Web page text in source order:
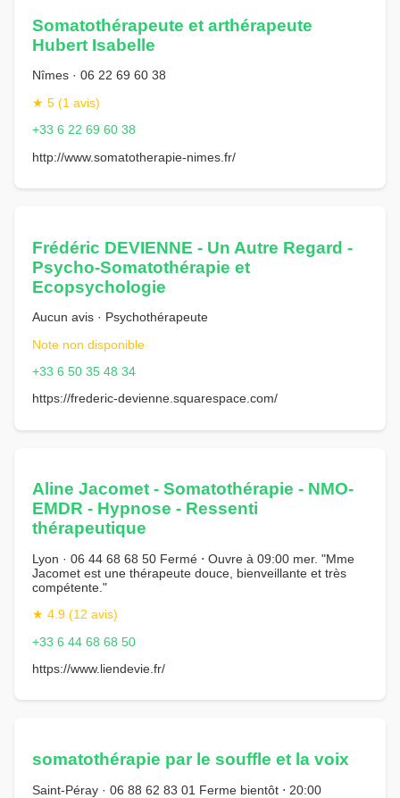
Somatothérapeute et arthérapeute
Hubert Isabelle
Nîmes · 06 22 69 60 38
★ 5 (1 avis)
+33 6 22 69 60 38
http://www.somatotherapie-nimes.fr/
Frédéric DEVIENNE - Un Autre Regard -
Psycho-Somatothérapie et
Ecopsychologie
Aucun avis · Psychothérapeute
Note non disponible
+33 6 50 35 48 34
https://frederic-devienne.squarespace.com/
Aline Jacomet - Somatothérapie - NMO-
EMDR - Hypnose - Ressenti
thérapeutique
Lyon · 06 44 68 68 50 Fermé ⋅ Ouvre à 09:00 mer. "Mme
Jacomet est une thérapeute douce, bienveillante et très
compétente."
★ 4.9 (12 avis)
+33 6 44 68 68 50
https://www.liendevie.fr/
somatothérapie par le souffle et la voix
Saint-Péray · 06 88 62 83 01 Ferme bientôt ⋅ 20:00